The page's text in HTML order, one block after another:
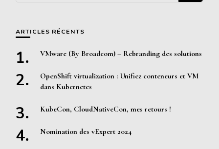
quelque
ARTICLES RÉCENTS
VMware (By Broadcom) – Rebranding des solutions
OpenShift virtualization : Unifiez conteneurs et VM
dans Kubernetes
KubeCon, CloudNativeCon, mes retours !
Nomination des vExpert 2024